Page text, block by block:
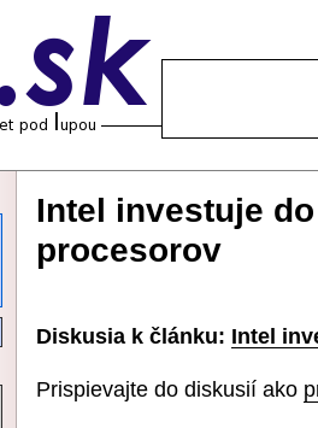
Intel investuje
procesorov
Diskusia k článku: Intel
Prispievajte do diskusií ako